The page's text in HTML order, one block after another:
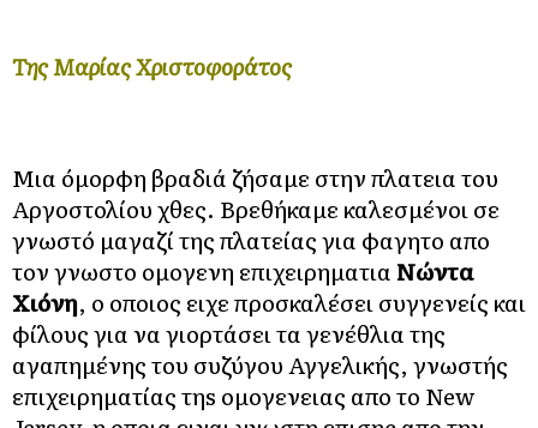
Της Μαρίας Χριστοφοράτος
Μια όμορφη βραδιά ζήσαμε στην πλατεια του
Αργοστολίου χθες. Βρεθήκαμε καλεσμένοι σε
γνωστό μαγαζί της πλατείας για φαγητο απο
τον γνωστο ομογενη επιχειρηματια Νώντα
Χιόνη, ο οποιος ειχε προσκαλέσει συγγενείς και
φίλους για να γιορτάσει τα γενέθλια της
αγαπημένης του συζύγου Αγγελικής, γνωστής
επιχειρηματίας τηs ομογενειας απο το New